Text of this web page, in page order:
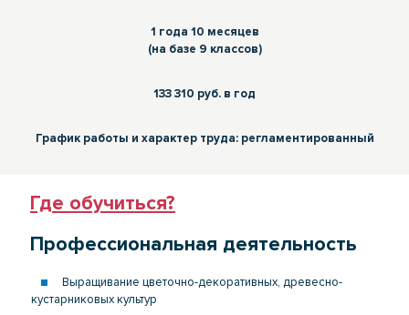
1 года 10 месяцев
(на базе 9 классов)
133 310 руб. в год
График работы и характер труда: регламентированный
Где обучиться?
Профессиональная деятельность
Выращивание цветочно-декоративных, древесно-
кустарниковых культур